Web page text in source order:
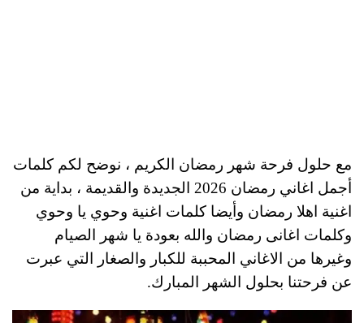
مع حلول فرحة شهر رمضان الكريم ، نوضح لكم كلمات
أجمل اغاني رمضان 2026 الجديدة والقديمة ، بداية من
اغنية اهلا رمضان وأيضا كلمات اغنية وحوي يا وحوي
وكلمات اغانى رمضان والله بعودة يا شهر الصيام
وغيرها من الاغاني المحببة للكبار والصغار التي عبرت
عن فرحتنا بحلول الشهر المبارك.